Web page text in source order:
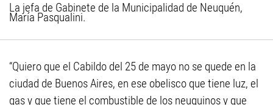
La jefa de Gabinete de la Municipalidad de Neuquén,
María Pasqualini.
“Quiero que el Cabildo del 25 de mayo no se quede en la
ciudad de Buenos Aires, en ese obelisco que tiene luz, el
gas y que tiene el combustible de los neuquinos y que